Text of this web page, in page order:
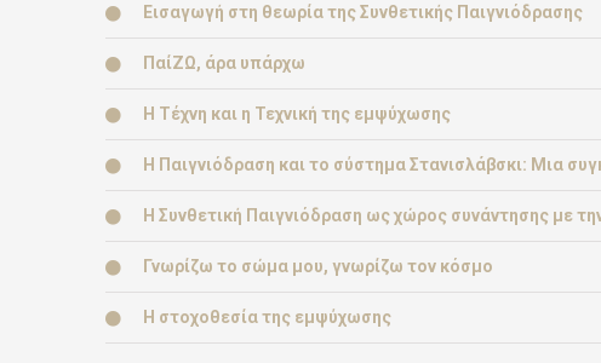
Εισαγωγή στη θεωρία της Συνθετικής Παιγνιόδρασης
ΠαίΖΩ, άρα υπάρχω
Η Τέχνη και η Τεχνική της εμψύχωσης
Η Παιγνιόδραση και το σύστημα Στανισλάβσκι: Μια
Η Συνθετική Παιγνιόδραση ως χώρος συνάντησης με
Γνωρίζω το σώμα μου, γνωρίζω τον κόσμο
Η στοχοθεσία της εμψύχωσης